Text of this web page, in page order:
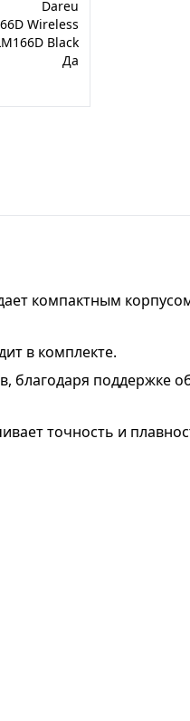
Dareu
Wireless
Black
Да
компактным
в комплекте.
благодаря поддержке
точность и